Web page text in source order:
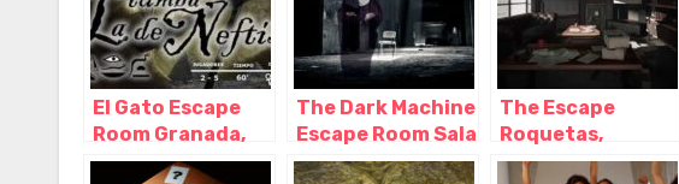
El Gato Escape
Room Granada,
Granada –
The Dark Machine
Escape Room Sala
Killer Circus,
The Escape
Roquetas,
Roquetas de Mar